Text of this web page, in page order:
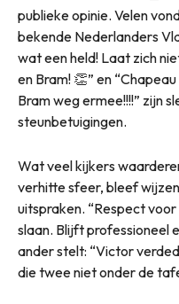
publieke opinie. Velen
bekende Nederlanders
wat een held! Laat zich
en Bram! 👏” en
Bram weg ermee!!!!” zijn
steunbetuigingen.
Wat veel kijkers
verhitte sfeer, bleef
uitspraken. “Respect
slaan. Blijft professioneel
ander stelt: “Victor
die twee niet onder de